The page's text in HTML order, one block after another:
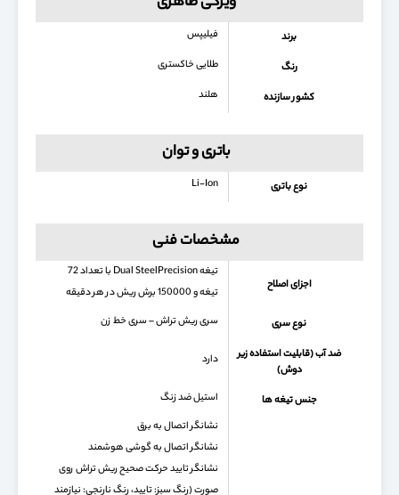
برند فیلیپس
رنگ طلایی خاکستری
کشور سازنده هلند
باتری و توان
نوع باتری Li-Ion
مشخصات فنی
اجزای اصلاح
تیغه Dual SteelPrecision با تعداد 72
تیغه و 150000 برش ریش در هر دقیقه
نوع سری
سری ریش تراش – سری خط زن
ضد آب (قابلیت استفاده زیر
دوش)
دارد
جنس تیغه ها استیل ضد زنگ
نشانگر اتصال به برق
نشانگر اتصال به گوشی هوشمند
نشانگر تایید حرکت صحیح ریش تراش روی
صورت (رنگ سبز: تایید، رنگ نارنجی: نیازمند